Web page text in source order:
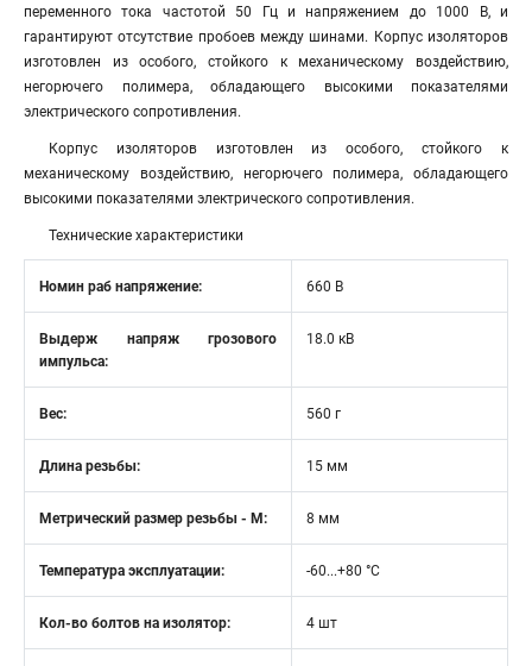
переменного тока частотой 50 Гц и напряжением до 1000 В, и
гарантируют отсутствие пробоев между шинами. Корпус изоляторов
изготовлен из особого, стойкого к механическому воздействию,
негорючего полимера, обладающего высокими показателями
электрического сопротивления.
Корпус изоляторов изготовлен из особого, стойкого к
механическому воздействию, негорючего полимера, обладающего
высокими показателями электрического сопротивления.
Технические характеристики
Номин раб напряжение: 660 В
Выдерж напряж грозового
импульса:
18.0 кВ
Вес: 560 г
Длина резьбы: 15 мм
Метрический размер резьбы - М: 8 мм
Температура эксплуатации: -60...+80 °C
Кол-во болтов на изолятор: 4 шт